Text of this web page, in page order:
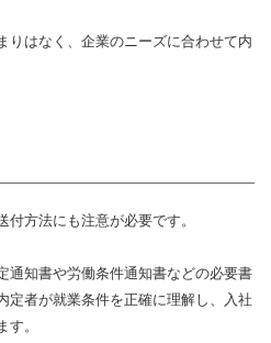
りはなく、企業のニーズに合わせて内
方法にも注意が必要です。
通知書や労働条件通知書などの必要書
定者が就業条件を正確に理解し、入社
。